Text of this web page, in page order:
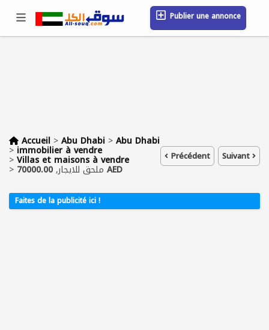
Publier une annonce
Se connecter / S'inscrire
Accueil >Abu Dhabi >Abu Dhabi
> immobilier à vendre
>Villas et maisons à vendre
> ملحق للايجار, 70000.00 AED
Précédent Suivant
Faites de la publicité ici !